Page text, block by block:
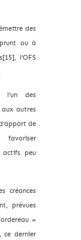
des
ou à
l’OFS
l’un des
aux autres
de
actifs peu
créances
prévues
«
ce dernier